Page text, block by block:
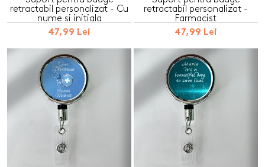
retractabil personalizat - Cu
nume si initiala
47,99 Lei
retractabil personalizat -
Farmacist
47,99 Lei